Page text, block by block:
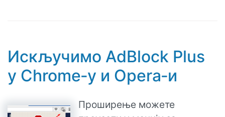
Искључимо AdBlock Plus
у Chrome‑у и Opera‑и
Проширење можете